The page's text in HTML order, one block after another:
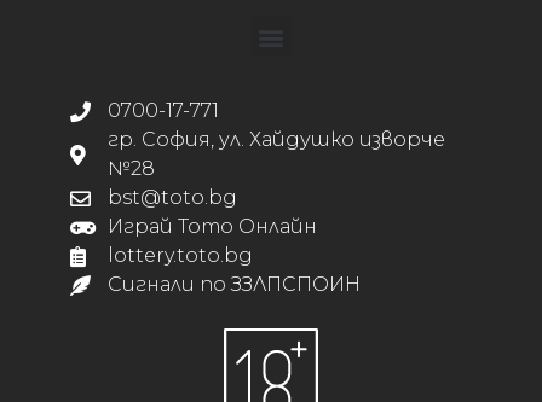
0700-17-771
гр. София, ул. Хайдушко изворче
№28
bst@toto.bg
Играй Тото Онлайн
lottery.toto.bg
Сигнали по ЗЗЛПСПОИН